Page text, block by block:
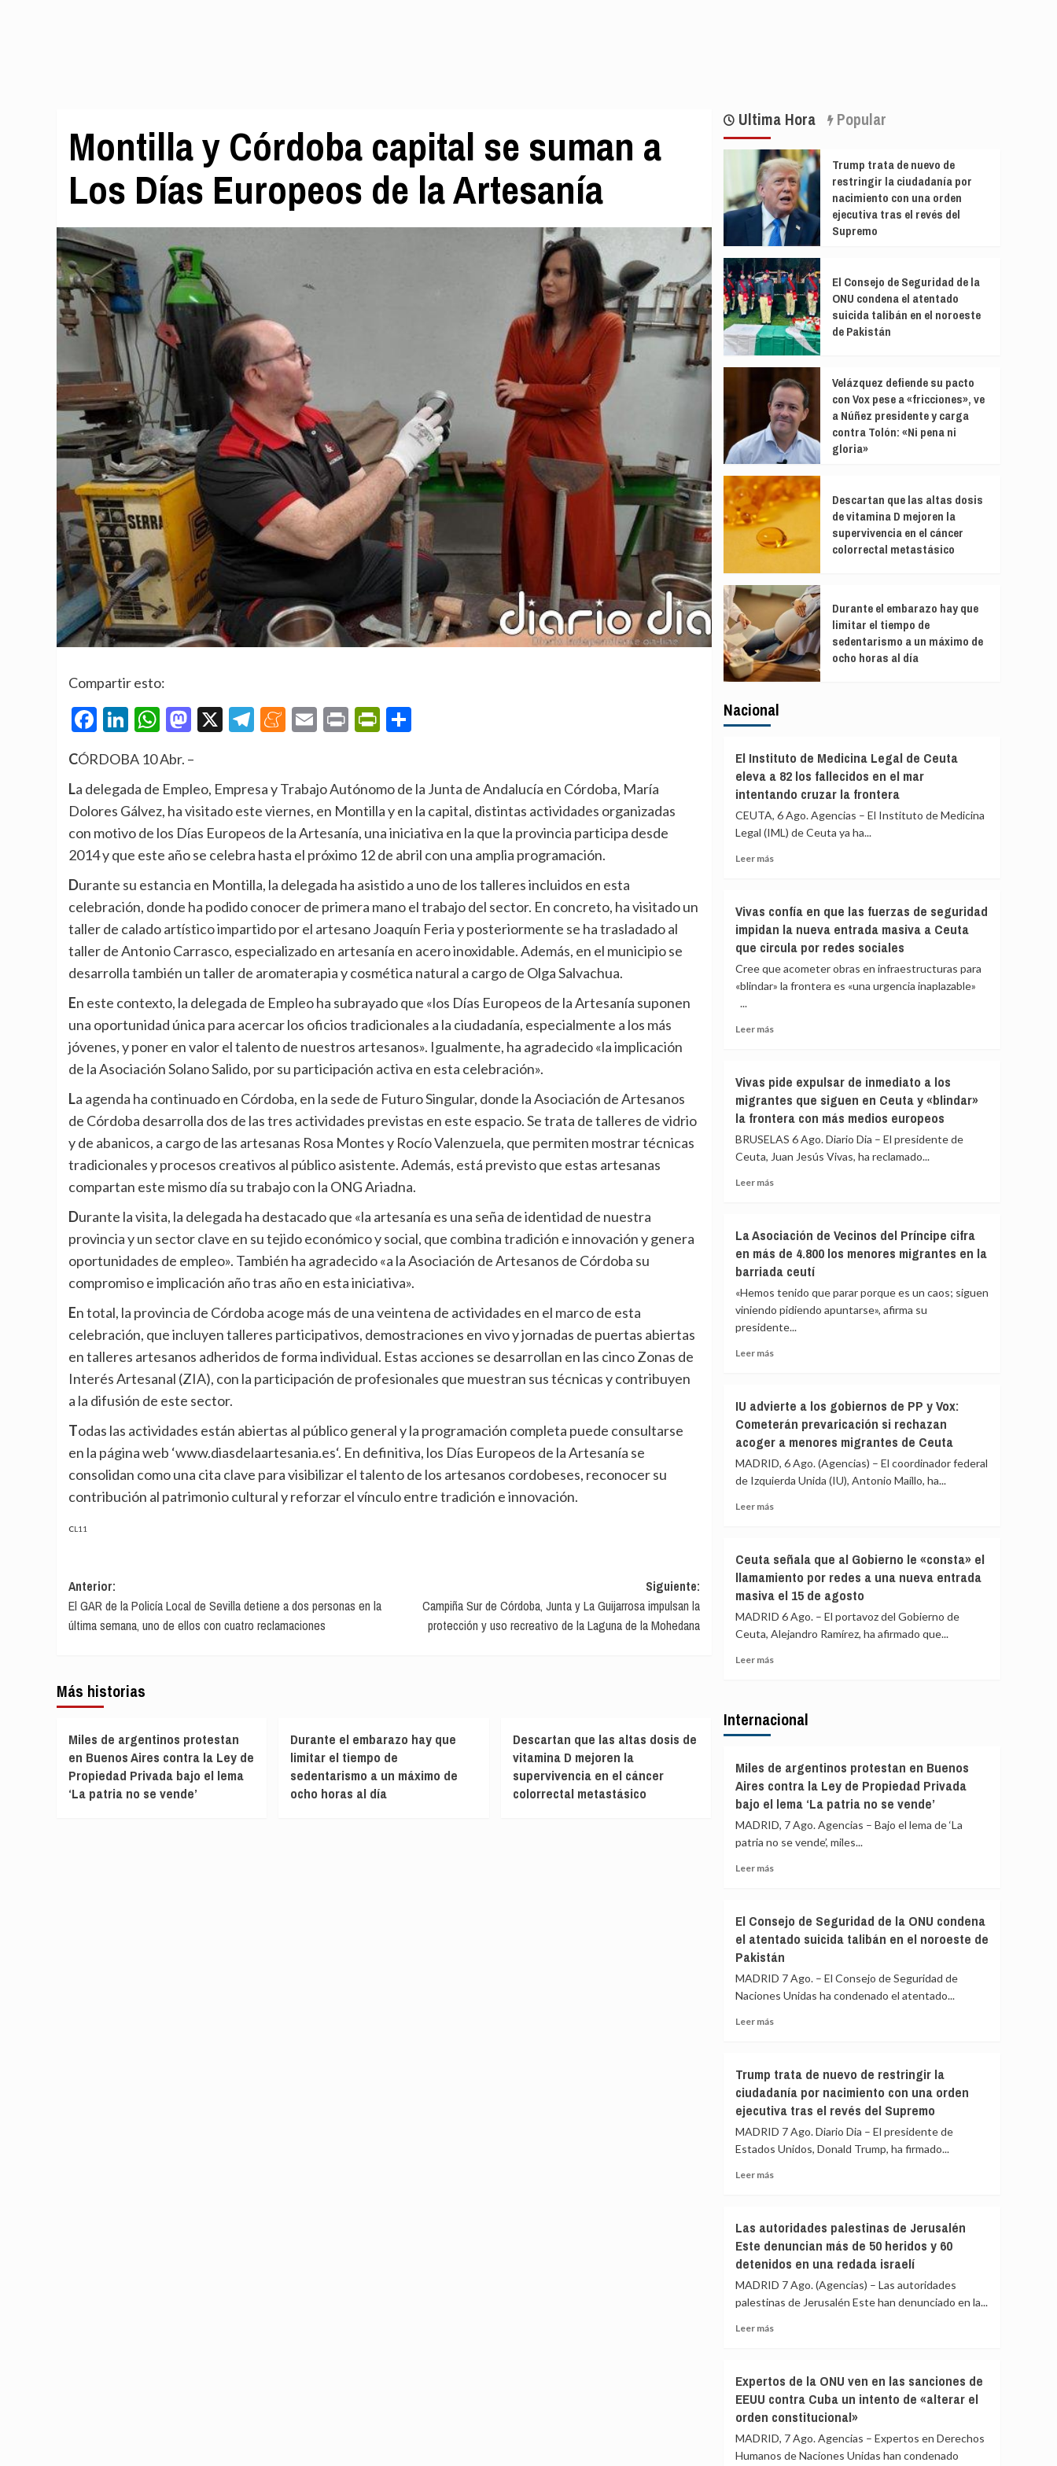
Montilla y Córdoba capital se suman a
Los Días Europeos de la Artesanía
Compartir esto:
Facebook
LinkedIn
WhatsApp
Mastodon
X Telegram
Meneame
EmailPrintPrintFriendly
CÓRDOBA 10 Abr. –
La delegada de Empleo, Empresa y Trabajo Autónomo de la Junta de Andalucía en Córdoba, María
Dolores Gálvez, ha visitado este viernes, en Montilla y en la capital, distintas actividades organizadas
con motivo de los Días Europeos de la Artesanía, una iniciativa en la que la provincia participa desde
2014 y que este año se celebra hasta el próximo 12 de abril con una amplia programación.
Durante su estancia en Montilla, la delegada ha asistido a uno de los talleres incluidos en esta
celebración, donde ha podido conocer de primera mano el trabajo del sector. En concreto, ha visitado un
taller de calado artístico impartido por el artesano Joaquín Feria y posteriormente se ha trasladado al
taller de Antonio Carrasco, especializado en artesanía en acero inoxidable. Además, en el municipio se
desarrolla también un taller de aromaterapia y cosmética natural a cargo de Olga Salvachua.
En este contexto, la delegada de Empleo ha subrayado que «los Días Europeos de la Artesanía suponen
una oportunidad única para acercar los oficios tradicionales a la ciudadanía, especialmente a los más
jóvenes, y poner en valor el talento de nuestros artesanos». Igualmente, ha agradecido «la implicación
de la Asociación Solano Salido, por su participación activa en esta celebración».
La agenda ha continuado en Córdoba, en la sede de Futuro Singular, donde la Asociación de Artesanos
de Córdoba desarrolla dos de las tres actividades previstas en este espacio. Se trata de talleres de vidrio
y de abanicos, a cargo de las artesanas Rosa Montes y Rocío Valenzuela, que permiten mostrar técnicas
tradicionales y procesos creativos al público asistente. Además, está previsto que estas artesanas
compartan este mismo día su trabajo con la ONG Ariadna.
Durante la visita, la delegada ha destacado que «la artesanía es una seña de identidad de nuestra
provincia y un sector clave en su tejido económico y social, que combina tradición e innovación y genera
oportunidades de empleo». También ha agradecido «a la Asociación de Artesanos de Córdoba su
compromiso e implicación año tras año en esta iniciativa».
En total, la provincia de Córdoba acoge más de una veintena de actividades en el marco de esta
celebración, que incluyen talleres participativos, demostraciones en vivo y jornadas de puertas abiertas
en talleres artesanos adheridos de forma individual. Estas acciones se desarrollan en las cinco Zonas de
Interés Artesanal (ZIA), con la participación de profesionales que muestran sus técnicas y contribuyen
a la difusión de este sector.
Todas las actividades están abiertas al público general y la programación completa puede consultarse
en la página web ‘www.diasdelaartesania.es‘. En definitiva, los Días Europeos de la Artesanía se
consolidan como una cita clave para visibilizar el talento de los artesanos cordobeses, reconocer su
contribución al patrimonio cultural y reforzar el vínculo entre tradición e innovación.
CL11
Navegación
de
entradas
Anterior:
El GAR de la Policía Local de Sevilla detiene a dos personas en la
última semana, uno de ellos con cuatro reclamaciones
Siguiente:
Campiña Sur de Córdoba, Junta y La Guijarrosa impulsan la
protección y uso recreativo de la Laguna de la Mohedana
Más historias
Miles de argentinos protestan
en Buenos Aires contra la Ley de
Propiedad Privada bajo el lema
‘La patria no se vende’
Durante el embarazo hay que
limitar el tiempo de
sedentarismo a un máximo de
ocho horas al día
Descartan que las altas dosis de
vitamina D mejoren la
supervivencia en el cáncer
colorrectal metastásico
Ultima Hora Popular
Trump trata de nuevo de
restringir la ciudadanía por
nacimiento con una orden
ejecutiva tras el revés del
Supremo
El Consejo de Seguridad de la
ONU condena el atentado
suicida talibán en el noroeste
de Pakistán
Velázquez defiende su pacto
con Vox pese a «fricciones», ve
a Núñez presidente y carga
contra Tolón: «Ni pena ni
gloria»
Descartan que las altas dosis
de vitamina D mejoren la
supervivencia en el cáncer
colorrectal metastásico
Durante el embarazo hay que
limitar el tiempo de
sedentarismo a un máximo de
ocho horas al día
Nacional
El Instituto de Medicina Legal de Ceuta
eleva a 82 los fallecidos en el mar
intentando cruzar la frontera
CEUTA, 6 Ago. Agencias – El Instituto de Medicina
Legal (IML) de Ceuta ya ha...
Leer másLeer
Instituto
de
Medicina
de
Ceuta
82
en
el
intentando
cruzar
la
Vivas confía en que las fuerzas de seguridad
impidan la nueva entrada masiva a Ceuta
que circula por redes sociales
Cree que acometer obras en infraestructuras para
«blindar» la frontera es «una urgencia inaplazable»
...
Leer másLeer
confía
en
que
fuerzas
de
entrada
masiva
a
que
circula
por
sociales
Vivas pide expulsar de inmediato a los
migrantes que siguen en Ceuta y «blindar»
la frontera con más medios europeos
BRUSELAS 6 Ago. Diario Dia – El presidente de
Ceuta, Juan Jesús Vivas, ha reclamado...
Leer másLeer
pide
expulsar
de
a
los
migrantes
siguen
y
«blindar»
frontera
con
más
europeos
La Asociación de Vecinos del Príncipe cifra
en más de 4.800 los menores migrantes en la
barriada ceutí
«Hemos tenido que parar porque es un caos; siguen
viniendo pidiendo apuntarse», afirma su
presidente...
Leer másLeer
Asociación
de
Vecinos
Príncipe
cifra
los
menores
migrantes
la
barriada
IU advierte a los gobiernos de PP y Vox:
Cometerán prevaricación si rechazan
acoger a menores migrantes de Ceuta
MADRID, 6 Ago. (Agencias) – El coordinador federal
de Izquierda Unida (IU), Antonio Maíllo, ha...
Leer másLeer
advierte
a
los
de
PP
si
rechazan
menores
migrantes
de
Ceuta señala que al Gobierno le «consta» el
llamamiento por redes a una nueva entrada
masiva el 15 de agosto
MADRID 6 Ago. – El portavoz del Gobierno de
Ceuta, Alejandro Ramírez, ha afirmado que...
Leer másLeer
señala
Gobierno
«consta»
el
llamamiento
a
masiva
el
15
agosto
Internacional
Miles de argentinos protestan en Buenos
Aires contra la Ley de Propiedad Privada
bajo el lema ‘La patria no se vende’
MADRID, 7 Ago. Agencias – Bajo el lema de ‘La
patria no se vende’, miles...
Leer másLeer
de
argentinos
protestan
Buenos
Aires
Propiedad
Privada
bajo
lema
‘La
no
El Consejo de Seguridad de la ONU condena
el atentado suicida talibán en el noroeste de
Pakistán
MADRID 7 Ago. – El Consejo de Seguridad de
Naciones Unidas ha condenado el atentado...
Leer másLeer
Consejo
de
Seguridad
la
ONU
talibán
en
el
de
Pakistán
Trump trata de nuevo de restringir la
ciudadanía por nacimiento con una orden
ejecutiva tras el revés del Supremo
MADRID 7 Ago. Diario Dia – El presidente de
Estados Unidos, Donald Trump, ha firmado...
Leer másLeer
trata
de
nuevo
restringir
la
una
orden
ejecutiva
el
revés
Las autoridades palestinas de Jerusalén
Este denuncian más de 50 heridos y 60
detenidos en una redada israelí
MADRID 7 Ago. (Agencias) – Las autoridades
palestinas de Jerusalén Este han denunciado en la...
Leer másLeer
autoridades
palestinas
de
Este
denuncian
Expertos de la ONU ven en las sanciones de
EEUU contra Cuba un intento de «alterar el
orden constitucional»
MADRID, 7 Ago. Agencias – Expertos en Derechos
Humanos de Naciones Unidas han condenado